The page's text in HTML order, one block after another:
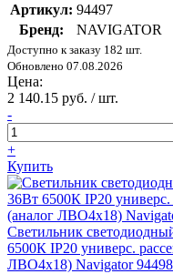
Артикул: 94497
Бренд:
NAVIGATOR
Доступно к заказу 182 шт.
Обновлено 07.08.2026
Цена:
2 140.15 руб. / шт.
-
+
Купить
Светильник
6500К IP20 универс.
ЛВО4х18) Navigator 94498